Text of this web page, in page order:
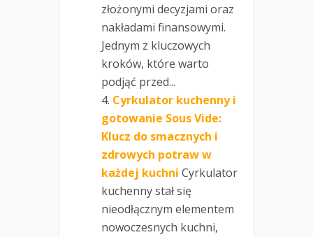
złożonymi decyzjami oraz
nakładami finansowymi.
Jednym z kluczowych
kroków, które warto
podjąć przed...
Cyrkulator kuchenny i
gotowanie Sous Vide:
Klucz do smacznych i
zdrowych potraw w
każdej kuchni Cyrkulator
kuchenny stał się
nieodłącznym elementem
nowoczesnych kuchni,